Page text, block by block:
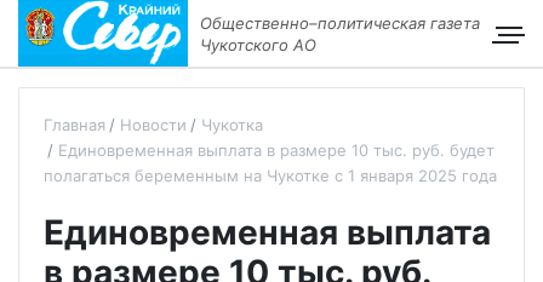
Общественно–политическая газета
Чукотского АО
Главная Новости
Чукотка
Единовременная выплата в размере 10 тыс. руб. будет
полагаться беременным на Чукотке с 1 января 2025 года
Единовременная выплата
в размере 10 тыс. руб.